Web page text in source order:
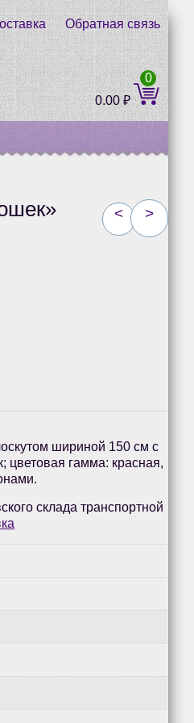
Обратная связь
0.00₽
0
< >
шириной 150 см с
цветовая гамма: красная,
склада транспортной